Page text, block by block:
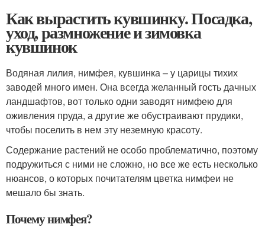
Как вырастить кувшинку. Посадка,
уход, размножение и зимовка
кувшинок
Водяная лилия, нимфея, кувшинка – у царицы тихих
заводей много имен. Она всегда желанный гость дачных
ландшафтов, вот только одни заводят нимфею для
оживления пруда, а другие же обустраивают прудики,
чтобы поселить в нем эту неземную красоту.
Содержание растений не особо проблематично, поэтому
подружиться с ними не сложно, но все же есть несколько
нюансов, о которых почитателям цветка нимфеи не
мешало бы знать.
Почему нимфея?